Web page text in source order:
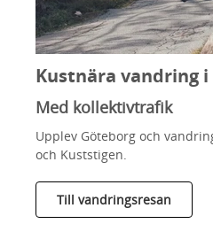
Kustnära vandring i
Med kollektivtrafik
Upplev Göteborg och
och Kuststigen.
Till vandringsresan